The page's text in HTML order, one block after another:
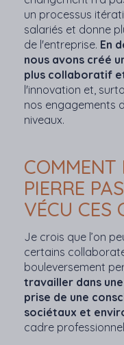
un processus
salariés et donne
de l'entreprise. En
nous avons créé
plus collaboratif
l'innovation et,
nos engagements
niveaux.
COMMENT
PIERRE
VÉCU CES
Je crois que l’on
certains
bouleversement
travailler dans
prise de une
sociétaux et
cadre